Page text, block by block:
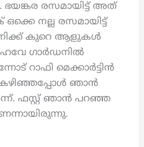
രസമായിട്ട് അത്
ഒക്കെ നല്ല രസമായിട്ട്
കുറെ ആളുകൾ
ഗാർഡനിൽ
റാഫി മെക്കാർട്ടിൻ
ഞാൻ
ഫസ്റ്റ് ഞാൻ പറഞ്ഞ